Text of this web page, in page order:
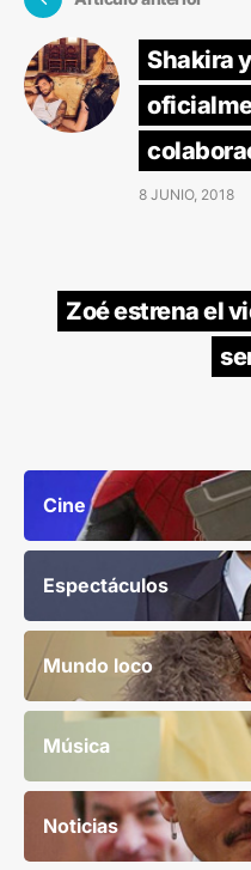
Shakira
8 JUNIO, 2018
Zoé estrena el
Cine
Espectáculos
Mundo loco
Música
Noticias